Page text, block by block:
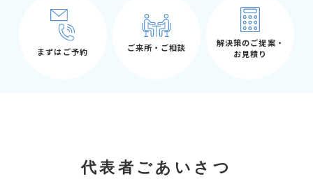
まずはご予約 ご来所・ご相談
解決策のご提案・
お見積り
代表者ごあいさつ